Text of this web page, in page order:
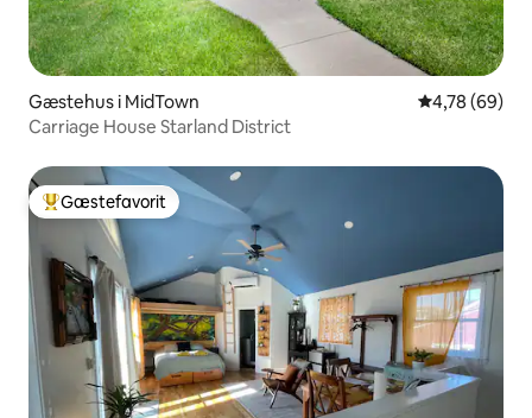
Gæstehus i MidTown 4,78 ud af 5 i
4,78 (69)
Carriage House Starland District
Bedste gæstefavorit
Gæstefavorit